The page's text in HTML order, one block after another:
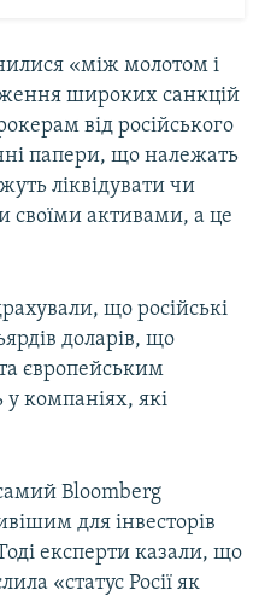
«між молотом і
широких санкцій
від російського
папери, що належать
ліквідувати чи
активами, а це
що російські
доларів, що
європейським
компаніях, які
Bloomberg
для інвесторів
експерти казали, що
«статус Росії як